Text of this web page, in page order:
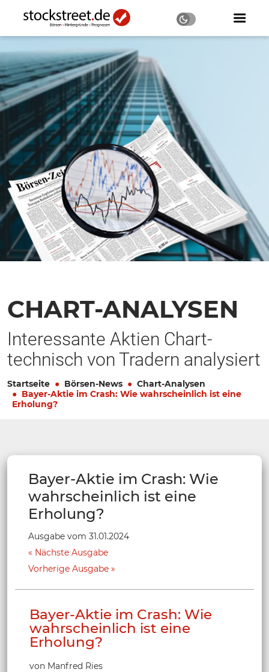
CHART-ANALYSEN
Interessante Aktien Chart-
technisch von Tradern analysiert
Startseite Börsen-News
Chart-Analysen
Bayer-Aktie im Crash: Wie wahrscheinlich ist eine
Erholung?
Bayer-Aktie im Crash: Wie
wahrscheinlich ist eine
Erholung?
Ausgabe vom 31.01.2024
Nächste Ausgabe
Vorherige Ausgabe
Bayer-Aktie im Crash: Wie
wahrscheinlich ist eine
Erholung?
von Manfred Ries